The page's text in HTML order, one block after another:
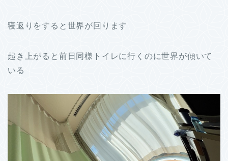
寝返りをすると世界が回ります
起き上がると前日同様トイレに行くのに世界が傾いて
いる